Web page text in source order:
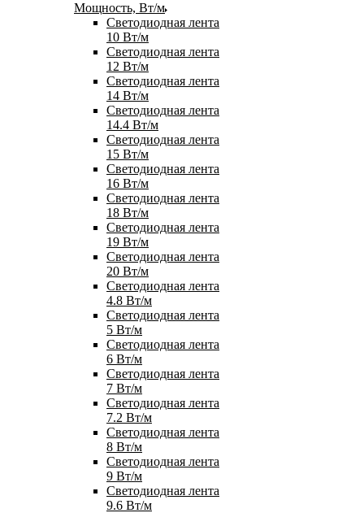
Мощность, Вт/м
Светодиодная лента
10 Вт/м
Светодиодная лента
12 Вт/м
Светодиодная лента
14 Вт/м
Светодиодная лента
14.4 Вт/м
Светодиодная лента
15 Вт/м
Светодиодная лента
16 Вт/м
Светодиодная лента
18 Вт/м
Светодиодная лента
19 Вт/м
Светодиодная лента
20 Вт/м
Светодиодная лента
4.8 Вт/м
Светодиодная лента
5 Вт/м
Светодиодная лента
6 Вт/м
Светодиодная лента
7 Вт/м
Светодиодная лента
7.2 Вт/м
Светодиодная лента
8 Вт/м
Светодиодная лента
9 Вт/м
Светодиодная лента
9.6 Вт/м